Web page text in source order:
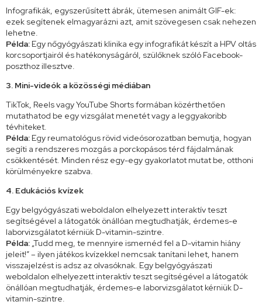
Infografikák, egyszerűsített ábrák, ütemesen animált GIF-ek:
ezek segítenek elmagyarázni azt, amit szövegesen csak nehezen
lehetne.
Példa: Egy nőgyógyászati klinika egy infografikát készít a HPV oltás
korcsoportjairól és hatékonyságáról, szülőknek szóló Facebook-
poszthoz illesztve.
3. Mini-videók a közösségi médiában
TikTok, Reels vagy YouTube Shorts formában közérthetően
mutathatod be egy vizsgálat menetét vagy a leggyakoribb
tévhiteket.
Példa: Egy reumatológus rövid videósorozatban bemutja, hogyan
segíti a rendszeres mozgás a porckopásos térd fájdalmának
csökkentését. Minden rész egy-egy gyakorlatot mutat be, otthoni
körülményekre szabva.
4. Edukációs kvízek
Egy belgyógyászati weboldalon elhelyezett interaktív teszt
segítségével a látogatók önállóan megtudhatják, érdemes-e
laborvizsgálatot kérniük D-vitamin-szintre.
Példa: „Tudd meg, te mennyire ismernéd fel a D-vitamin hiány
jeleit!” – ilyen játékos kvízekkel nemcsak tanítani lehet, hanem
visszajelzést is adsz az olvasóknak. Egy belgyógyászati
weboldalon elhelyezett interaktív teszt segítségével a látogatók
önállóan megtudhatják, érdemes-e laborvizsgálatot kérniük D-
vitamin-szintre.